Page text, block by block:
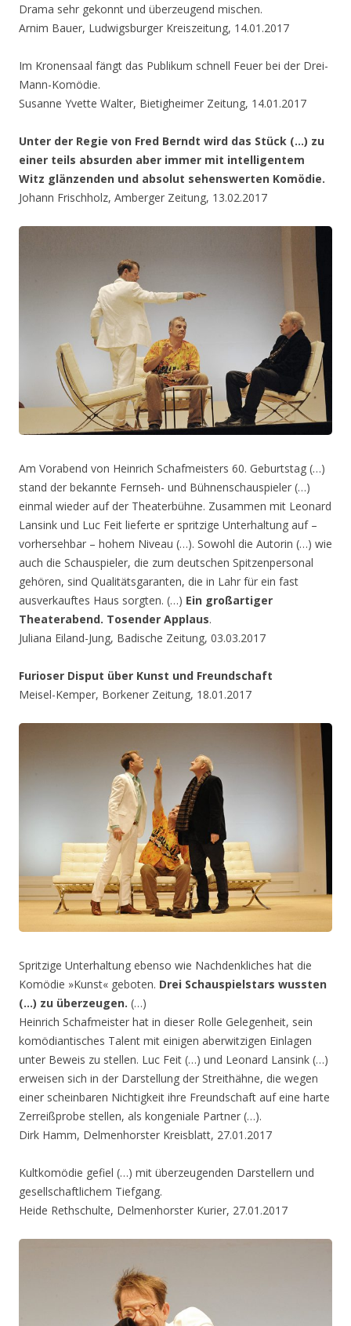
Drama sehr gekonnt und überzeugend mischen.
Arnim Bauer, Ludwigsburger Kreiszeitung, 14.01.2017
Im Kronensaal fängt das Publikum schnell Feuer bei der Drei-
Mann-Komödie.
Susanne Yvette Walter, Bietigheimer Zeitung, 14.01.2017
Unter der Regie von Fred Berndt wird das Stück (…) zu
einer teils absurden aber immer mit intelligentem
Witz glänzenden und absolut sehenswerten Komödie.
Johann Frischholz, Amberger Zeitung, 13.02.2017
Am Vorabend von Heinrich Schafmeisters 60. Geburtstag (…)
stand der bekannte Fernseh- und Bühnenschauspieler (…)
einmal wieder auf der Theaterbühne. Zusammen mit Leonard
Lansink und Luc Feit lieferte er spritzige Unterhaltung auf –
vorhersehbar – hohem Niveau (…). Sowohl die Autorin (…) wie
auch die Schauspieler, die zum deutschen Spitzenpersonal
gehören, sind Qualitätsgaranten, die in Lahr für ein fast
ausverkauftes Haus sorgten. (…) Ein großartiger
Theaterabend. Tosender Applaus.
Juliana Eiland-Jung, Badische Zeitung, 03.03.2017
Furioser Disput über Kunst und Freundschaft
Meisel-Kemper, Borkener Zeitung, 18.01.2017
Spritzige Unterhaltung ebenso wie Nachdenkliches hat die
Komödie »Kunst« geboten. Drei Schauspielstars wussten
(…) zu überzeugen. (…)
Heinrich Schafmeister hat in dieser Rolle Gelegenheit, sein
komödiantisches Talent mit einigen aberwitzigen Einlagen
unter Beweis zu stellen. Luc Feit (…) und Leonard Lansink (…)
erweisen sich in der Darstellung der Streithähne, die wegen
einer scheinbaren Nichtigkeit ihre Freundschaft auf eine harte
Zerreißprobe stellen, als kongeniale Partner (…).
Dirk Hamm, Delmenhorster Kreisblatt, 27.01.2017
Kultkomödie gefiel (…) mit überzeugenden Darstellern und
gesellschaftlichem Tiefgang.
Heide Rethschulte, Delmenhorster Kurier, 27.01.2017